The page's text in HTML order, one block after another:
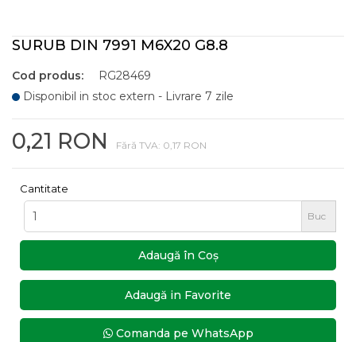
SURUB DIN 7991 M6X20 G8.8
Cod produs:
RG28469
Disponibil in stoc extern - Livrare 7 zile
0,21 RON Fără TVA: 0,17 RON
Cantitate
Buc
Adaugă în Coş
Adaugă in Favorite
Comanda pe WhatsApp